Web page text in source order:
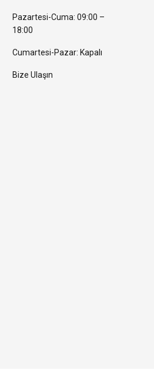
Pazartesi-Cuma: 09:00 –
18:00
Cumartesi-Pazar: Kapalı
Bize Ulaşın